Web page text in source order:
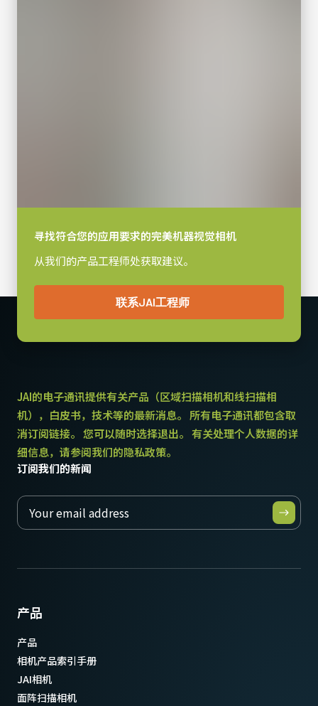
寻找符合您的应用要求的完美机器视觉相机
从我们的产品工程师处获取建议。
联系JAI工程师
JAI的电子通讯提供有关产品（区域扫描相机和线扫描相
机），白皮书，技术等的最新消息。 所有电子通讯都包含取
消订阅链接。 您可以随时选择退出。 有关处理个人数据的详
细信息，请参阅我们的隐私政策。
订阅我们的新闻
产品
产品
相机产品索引手册
JAI相机
面阵扫描相机